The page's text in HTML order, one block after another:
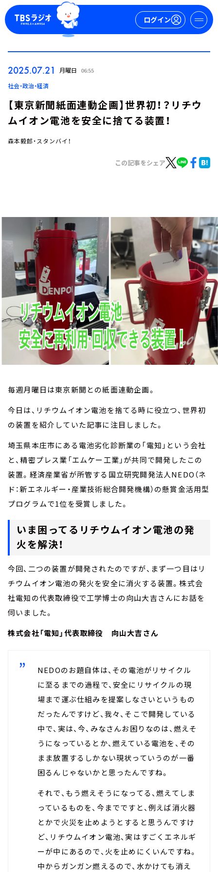
ログイン
お知らせ
イベント・グッズ
YouTube
会社情報
2025.07.21 月曜日 06:55
社会・政治・経済
【東京新聞紙面連動企画】世界初！？リチウ
ムイオン電池を安全に捨てる装置！
森本毅郎・スタンバイ！
この記事をシェア
毎週月曜日は東京新聞との紙面連動企画。
今日は、リチウムイオン電池を捨てる時に役立つ、世界初
の装置を紹介していた記事に注目しました。
埼玉県本庄市にある電池劣化診断業の「電知」という会社
と、精密プレス業「エムケー工業」が共同で開発したこの
装置。経済産業省が所管する国立研究開発法人NEDO（ネ
ド：新エネルギー・産業技術総合開発機構）の懸賞金活用型
プログラムで1位を受賞しました。
いま困ってるリチウムイオン電池の発
火を解決！
今回、二つの装置が開発されたのですが、まず一つ目はリ
チウムイオン電池の発火を安全に消火する装置。株式会
社電知の代表取締役で工学博士の向山大吉さんにお話を
伺いました。
株式会社「電知」代表取締役 向山大吉さん
NEDOのお題自体は、その電池がリサイクル
に至るまでの過程で、安全にリサイクルの現
場まで運ぶ仕組みを提案しなさいというもの
だったんですけど、我々、そこで開発している
中で、実は、今、みなさんお困りなのは、燃えそ
うになっているとか、燃えている電池を、その
まま放置するしかない現状っていうのが一番
困るんじゃないかと思ったんですね。
それで、もう燃えそうになってる、燃えてしま
っているものを、今までですと、例えば消火器
とかで火災を止めようとすると思うんですけ
ど、リチウムイオン電池、実はすごくエネルギ
ーが中にあるので、火を止めにくいんですね。
中からガンガン燃えるので、水かけても消え